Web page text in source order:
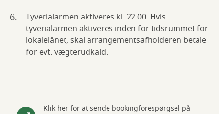
Tyverialarmen aktiveres kl. 22.00. Hvis
tyverialarmen aktiveres inden for tidsrummet for
lokalelånet, skal arrangementsafholderen betale
for evt. vægterudkald.
Klik her for at sende bookingforespørgsel på